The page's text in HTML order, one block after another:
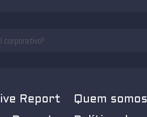
Report
Quem somos